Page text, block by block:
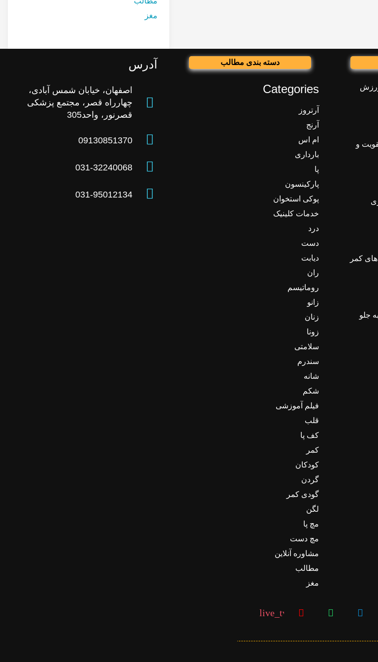
مغز
و
کمر
جلو
دسته بندی مطالب
Categories
آرتروز
آرنج
ام اس
بارداری
پا
پارکینسون
پوکی استخوان
خدمات کلینیک
درد
دست
دیابت
ران
روماتیسم
زانو
زنان
زونا
سلامتی
سندرم
شانه
شکم
فیلم آموزشی
قلب
کف پا
کمر
کودکان
گردن
گودی کمر
لگن
مچ پا
مچ دست
مشاوره آنلاین
مطالب
مغز
آدرس
اصفهان، خیابان شمس آبادی،
چهارراه قصر، مجتمع پزشکی
قصرنور، واحد305
09130851370
031-32240068
031-95012134
live_tv